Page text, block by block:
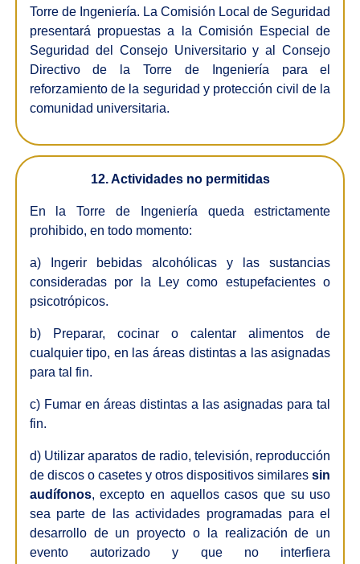
Torre de Ingeniería. La Comisión Local de Seguridad
presentará propuestas a la Comisión Especial de
Seguridad del Consejo Universitario y al Consejo
Directivo de la Torre de Ingeniería para el
reforzamiento de la seguridad y protección civil de la
comunidad universitaria.
12. Actividades no permitidas
En la Torre de Ingeniería queda estrictamente
prohibido, en todo momento:
a) Ingerir bebidas alcohólicas y las sustancias
consideradas por la Ley como estupefacientes o
psicotrópicos.
b) Preparar, cocinar o calentar alimentos de
cualquier tipo, en las áreas distintas a las asignadas
para tal fin.
c) Fumar en áreas distintas a las asignadas para tal
fin.
d) Utilizar aparatos de radio, televisión, reproducción
de discos o casetes y otros dispositivos similaressin
audífonos, excepto en aquellos casos que su uso
sea parte de las actividades programadas para el
desarrollo de un proyecto o la realización de un
evento autorizado y que no interfiera